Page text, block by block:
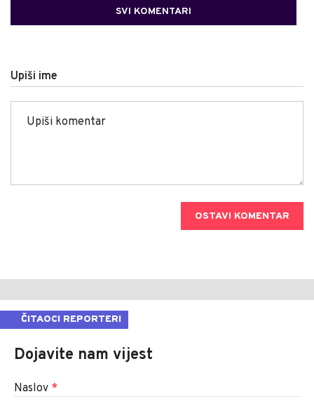
SVI KOMENTARI
Upiši ime
OSTAVI KOMENTAR
ČITAOCI REPORTERI
Dojavite nam vijest
Naslov *